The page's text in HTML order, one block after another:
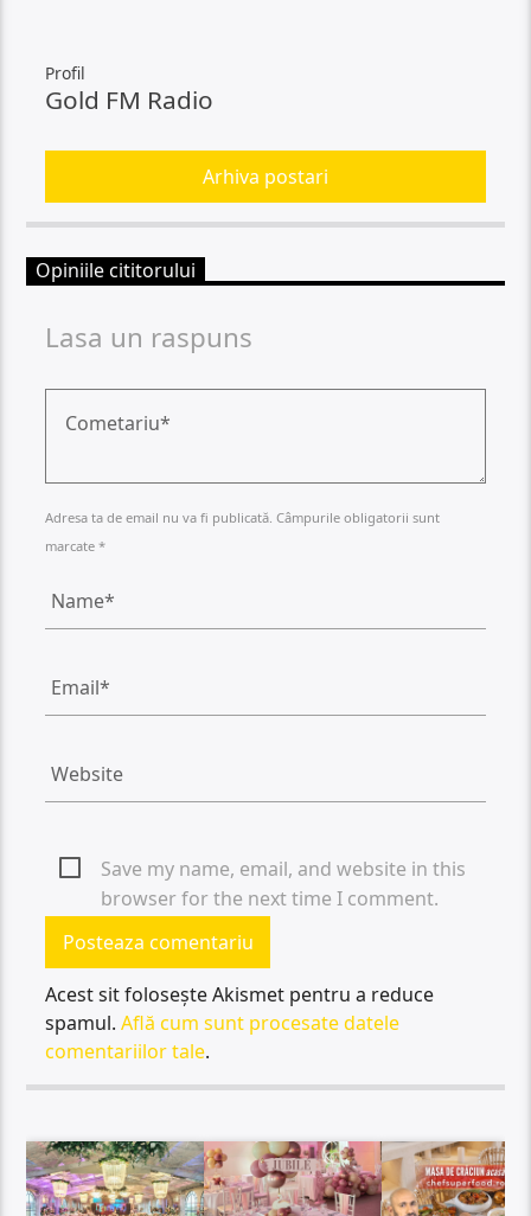
Profil
Gold FM Radio
Arhiva postari
Opiniile cititorului
Lasa un raspuns
Adresa ta de email nu va fi publicată. Câmpurile obligatorii sunt
marcate *
Save my name, email, and website in this
browser for the next time I comment.
Acest sit folosește Akismet pentru a reduce
spamul.Află cum sunt procesate datele
comentariilor tale.